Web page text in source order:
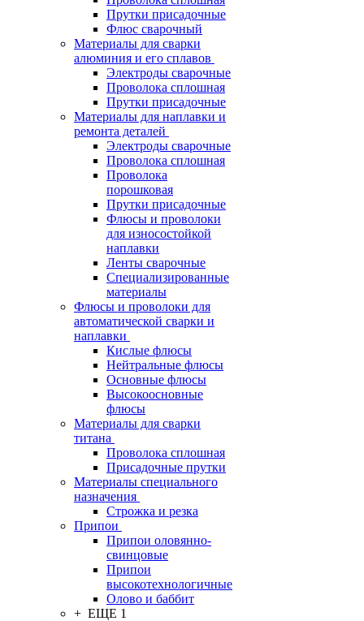
Прутки присадочные
Флюс сварочный
Материалы для сварки
алюминия и его сплавов
Электроды сварочные
Проволока сплошная
Прутки присадочные
Материалы для наплавки и
ремонта деталей
Электроды сварочные
Проволока сплошная
Проволока
порошковая
Прутки присадочные
Флюсы и проволоки
для износостойкой
наплавки
Ленты сварочные
Специализированные
материалы
Флюсы и проволоки для
автоматической сварки и
наплавки
Кислые флюсы
Нейтральные флюсы
Основные флюсы
Высокоосновные
флюсы
Материалы для сварки
титана
Проволока сплошная
Присадочные прутки
Материалы специального
назначения
Строжка и резка
Припои
Припои оловянно-
свинцовые
Припои
высокотехнологичные
Олово и баббит
+ ЕЩЕ 1